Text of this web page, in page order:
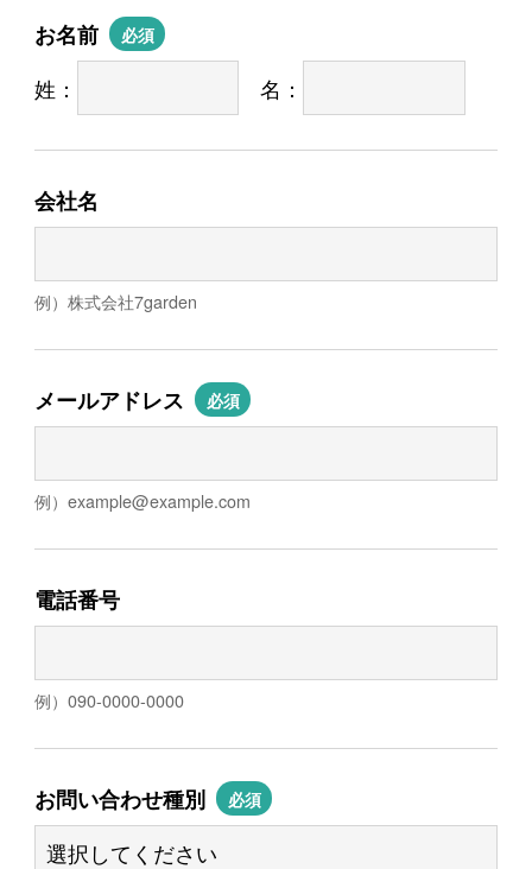
お名前 必須
姓： 名：
会社名
例）株式会社7garden
メールアドレス 必須
例） example@example.com
電話番号
例）090-0000-0000
お問い合わせ種別 必須